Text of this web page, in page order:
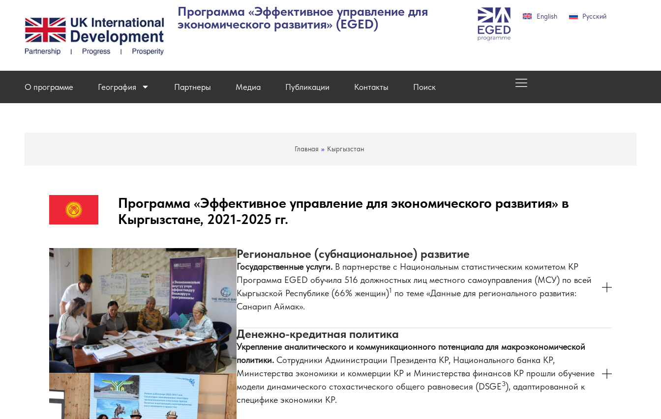
Программа «Эффективное управление для
экономического развития» (EGED)
English Русский
О программе География Партнеры Медиа Публикации Контакты Поиск
Главная » Кыргызстан
Программа «Эффективное управление для экономического развития» в
Кыргызстане, 2021-2025 гг.
Региональное (субнациональное) развитие
Государственные услуги. В партнерстве с Национальным статистическим комитетом КР
Программа EGED обучила 516 должностных лиц местного самоуправления (МСУ) по всей
Кыргызской Республике (66% женщин)1 по теме «Данные для регионального развития:
Санарип Аймак».
Денежно-кредитная политика
Укрепление аналитического и коммуникационного потенциала для макроэкономической
политики. Сотрудники Администрации Президента КР, Национального банка КР,
Министерства экономики и коммерции КР и Министерства финансов КР прошли обучение
модели динамического стохастического общего равновесия (DSGE3), адаптированной к
специфике экономики КР.